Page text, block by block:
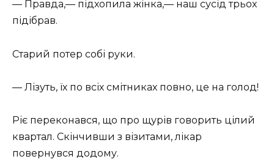
— Правда,— підхопила жінка,— наш сусід трьох
підібрав.
Старий потер собі руки.
— Лізуть, їх по всіх смітниках повно, це на голод!
Ріє переконався, що про щурів говорить цілий
квартал. Скінчивши з візитами, лікар
повернувся додому.